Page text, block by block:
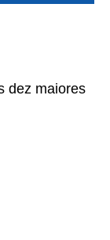
dez maiores